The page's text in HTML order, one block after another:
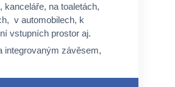
kanceláře, na toaletách,
v automobilech, k
vstupních prostor aj.
integrovaným závěsem,
otvor a pružný